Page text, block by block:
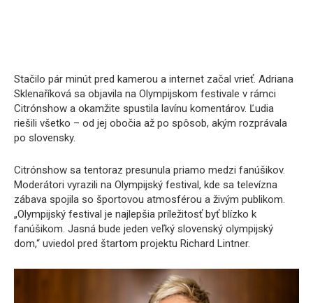
Stačilo pár minút pred kamerou a internet začal vrieť. Adriana
Sklenaříková sa objavila na Olympijskom festivale v rámci
Citrónshow a okamžite spustila lavínu komentárov. Ľudia
riešili všetko – od jej obočia až po spôsob, akým rozprávala
po slovensky.
Citrónshow sa tentoraz presunula priamo medzi fanúšikov.
Moderátori vyrazili na Olympijský festival, kde sa televízna
zábava spojila so športovou atmosférou a živým publikom.
„Olympijský festival je najlepšia príležitosť byť blízko k
fanúšikom. Jasná bude jeden veľký slovenský olympijský
dom,“ uviedol pred štartom projektu Richard Lintner.